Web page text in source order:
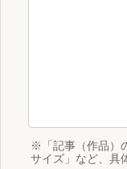
※「記事（作品）
サイズ」など、具